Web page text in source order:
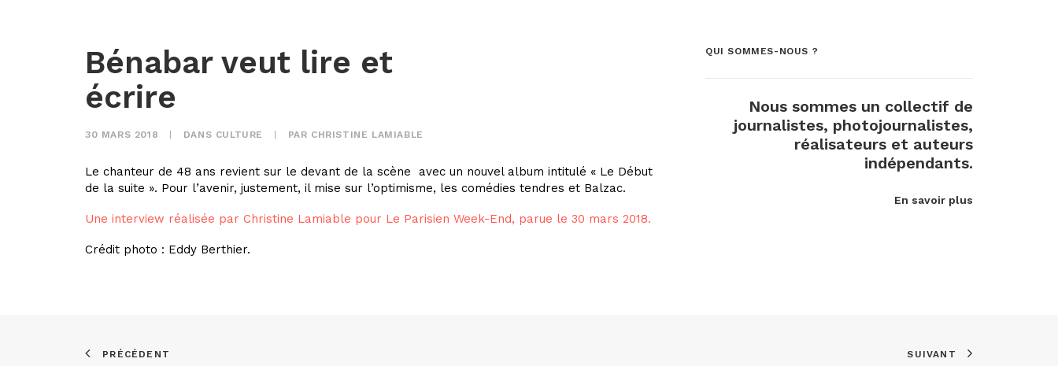
Bénabar veut lire et
écrire
30 MARS 2018 DANS CULTURE PAR CHRISTINE LAMIABLE
Le chanteur de 48 ans revient sur le devant de la scène avec un nouvel album intitulé « Le Début
de la suite ». Pour l’avenir, justement, il mise sur l’optimisme, les comédies tendres et Balzac.
Une interview réalisée par Christine Lamiable pour Le Parisien Week-End, parue le 30 mars 2018.
Crédit photo : Eddy Berthier.
QUI SOMMES-NOUS ?
Nous sommes un collectif de
journalistes, photojournalistes,
réalisateurs et auteurs
indépendants.
En savoir plus
PRÉCÉDENT SUIVANT